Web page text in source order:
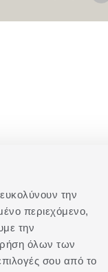
την
περιεχόμενο,
την
όλων των
σου από το